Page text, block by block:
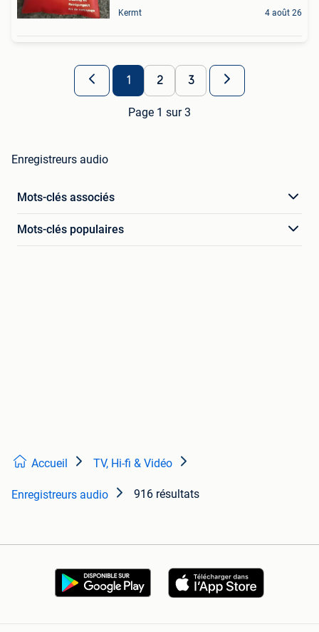
Kermt 4 août 26
1 2 3
Page 1 sur 3
Enregistreurs audio
Mots-clés associés
Mots-clés populaires
Accueil TV, Hi-fi & Vidéo
Enregistreurs audio 916 résultats